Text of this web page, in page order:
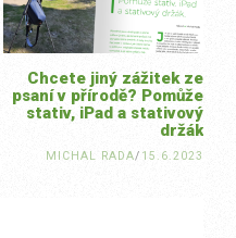
Chcete jiný zážitek ze
psaní v přírodě? Pomůže
stativ, iPad a stativový
držák
MICHAL RADA/ 15.6.2023